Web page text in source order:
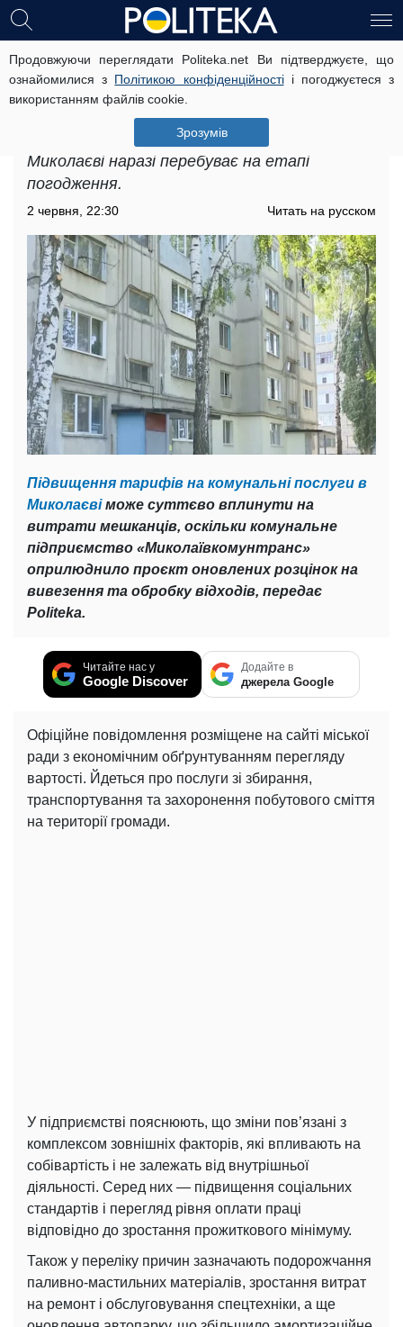
Продовжуючи переглядати Politeka.net Ви підтверджуєте, що
ознайомилися з Політикою конфіденційностіі погоджуєтеся з
використанням файлів cookie.
Зрозумів
Підвищення тарифів на комунальні
послуги в Миколаєві: як саме
зміняться ціни
Підвищення тарифів на комунальні послуги в
Миколаєві наразі перебуває на етапі
погодження.
2 червня, 22:30 Читать на русском
Підвищення тарифів на комунальні послуги в
Миколаєвіможе суттєво вплинути на
витрати мешканців, оскільки комунальне
підприємство «Миколаївкомунтранс»
оприлюднило проєкт оновлених розцінок на
вивезення та обробку відходів, передає
Politeka.
Читайте нас у
Google Discover
Додайте в
джерела Google
Офіційне повідомлення розміщене на сайті міської
ради з економічним обґрунтуванням перегляду
вартості. Йдеться про послуги зі збирання,
транспортування та захоронення побутового сміття
на території громади.
У підприємстві пояснюють, що зміни пов’язані з
комплексом зовнішніх факторів, які впливають на
собівартість і не залежать від внутрішньої
діяльності. Серед них — підвищення соціальних
стандартів і перегляд рівня оплати праці
відповідно до зростання прожиткового мінімуму.
Також у переліку причин зазначають подорожчання
паливно-мастильних матеріалів, зростання витрат
на ремонт і обслуговування спецтехніки, а ще